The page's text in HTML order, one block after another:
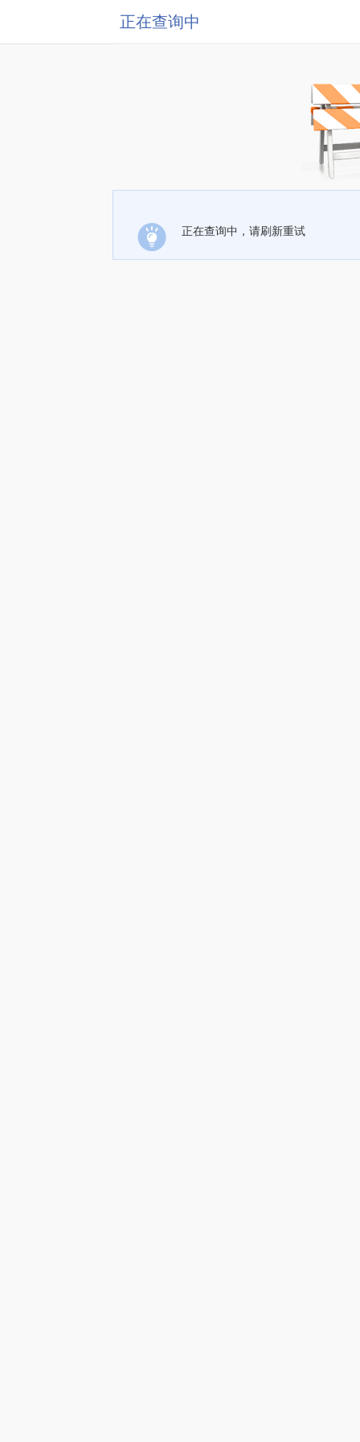
正在查询中
正在查询中，请刷新重试